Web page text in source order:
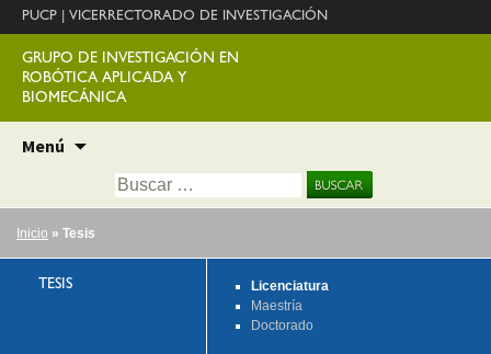
PUCP VICERRECTORADO DE INVESTIGACIÓN
GRUPO DE INVESTIGACIÓN EN
ROBÓTICA APLICADA Y
BIOMECÁNICA
Menú
contenido
Buscar:
Inicio » Tesis
TESIS
Licenciatura
Maestría
Doctorado